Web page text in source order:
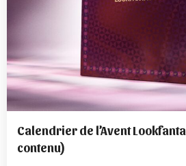
Calendrier de l’Avent
contenu)